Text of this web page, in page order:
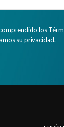
los
su privacidad.